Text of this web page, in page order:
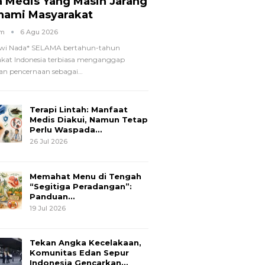
Masyarakat
6 Agu 2026
Nada* SELAMA bertahun-tahun
Indonesia terbiasa menganggap
pencernaan sebagai…
Terapi Lintah: Manfaat
Medis Diakui, Namun Tetap
Perlu Waspada…
26 Jul 2026
Memahat Menu di Tengah
“Segitiga Peradangan”:
Panduan…
19 Jul 2026
Tekan Angka Kecelakaan,
Komunitas Edan Sepur
Indonesia Gencarkan…